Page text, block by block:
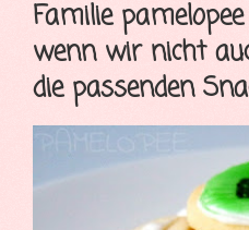
Familie
wenn wir nicht
die passenden